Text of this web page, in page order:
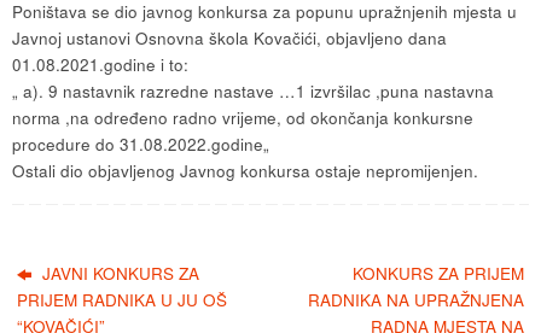
Poništava se dio javnog konkursa za popunu upražnjenih mjesta u
Javnoj ustanovi Osnovna škola Kovačići, objavljeno dana
01.08.2021.godine i to:
„ a). 9 nastavnik razredne nastave …1 izvršilac ,puna nastavna
norma ,na određeno radno vrijeme, od okončanja konkursne
procedure do 31.08.2022.godine„
Ostali dio objavljenog Javnog konkursa ostaje nepromijenjen.
JAVNI KONKURS ZA
PRIJEM RADNIKA U JU OŠ
“KOVAČIĆI”
KONKURS ZA PRIJEM
RADNIKA NA UPRAŽNJENA
RADNA MJESTA NA